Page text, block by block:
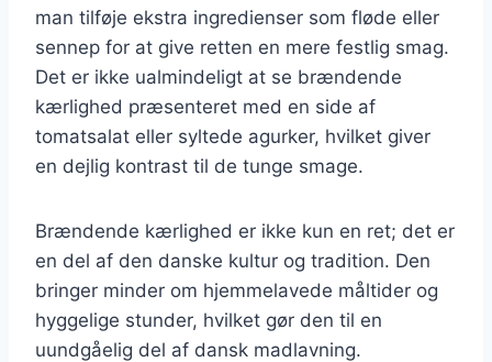
man tilføje ekstra ingredienser som fløde eller
sennep for at give retten en mere festlig smag.
Det er ikke ualmindeligt at se brændende
kærlighed præsenteret med en side af
tomatsalat eller syltede agurker, hvilket giver
en dejlig kontrast til de tunge smage.
Brændende kærlighed er ikke kun en ret; det er
en del af den danske kultur og tradition. Den
bringer minder om hjemmelavede måltider og
hyggelige stunder, hvilket gør den til en
uundgåelig del af dansk madlavning.